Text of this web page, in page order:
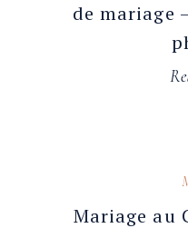
de mariage
Mariage au